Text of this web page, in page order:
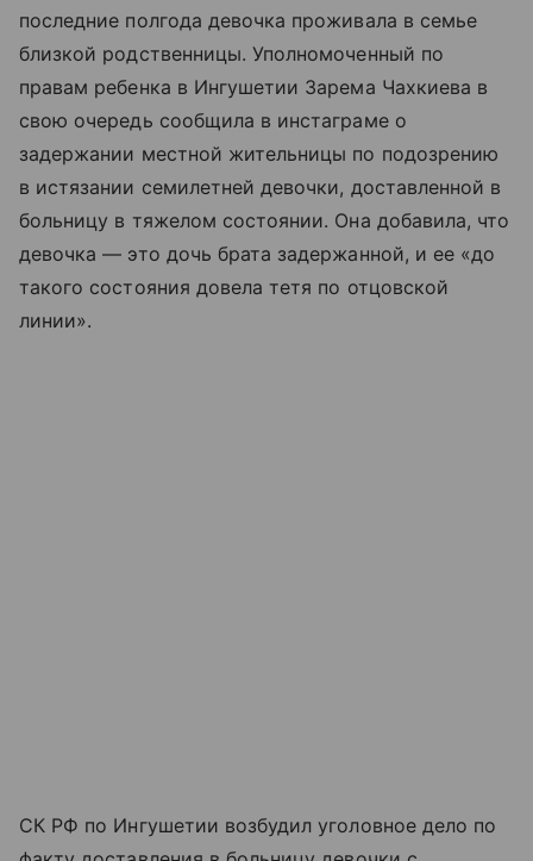
последние полгода девочка проживала в семье
близкой родственницы. Уполномоченный по
правам ребенка в Ингушетии Зарема Чахкиева в
свою очередь сообщила в инстаграме о
задержании местной жительницы по подозрению
в истязании семилетней девочки, доставленной в
больницу в тяжелом состоянии. Она добавила, что
девочка — это дочь брата задержанной, и ее «до
такого состояния довела тетя по отцовской
линии».
СК РФ по Ингушетии возбудил уголовное дело по